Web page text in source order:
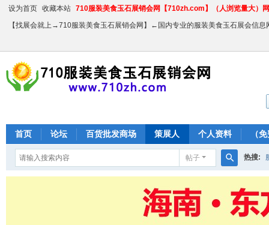
设为首页 收藏本站 710服装美食玉石展销会网【710zh.com】（人浏览量大）
【找展会就上→710服装美食玉石展销会网】←国内专业的服装美食玉石展会信息
首页 论坛 百货批发商场 策展人 个人资料 （
帖子
搜
索
热搜: